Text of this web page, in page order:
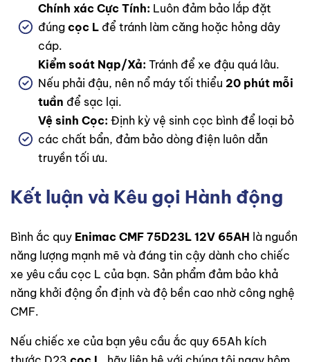
Chính xác Cực Tính: Luôn đảm bảo lắp đặt
đúng cọc L để tránh làm căng hoặc hỏng dây
cáp.
Kiểm soát Nạp/Xả: Tránh để xe đậu quá lâu.
Nếu phải đậu, nên nổ máy tối thiểu 20 phút mỗi
tuần để sạc lại.
Vệ sinh Cọc: Định kỳ vệ sinh cọc bình để loại bỏ
các chất bẩn, đảm bảo dòng điện luôn dẫn
truyền tối ưu.
Kết luận và Kêu gọi Hành động
Bình ắc quy Enimac CMF 75D23L 12V 65AH là nguồn
năng lượng mạnh mẽ và đáng tin cậy dành cho chiếc
xe yêu cầu cọc L của bạn. Sản phẩm đảm bảo khả
năng khởi động ổn định và độ bền cao nhờ công nghệ
CMF.
Nếu chiếc xe của bạn yêu cầu ắc quy 65Ah kích